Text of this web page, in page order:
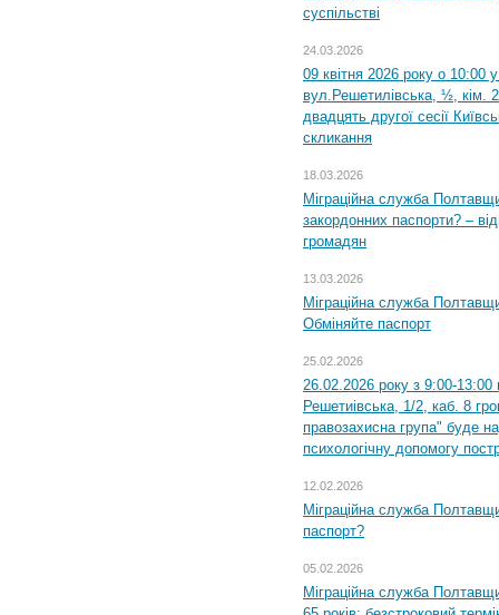
суспільстві
24.03.2026
09 квітня 2026 року о 10:00
вул.Решетилівська, ½, кім.
двадцять другої сесії
скликання
18.03.2026
Міграційна служба
закордонних паспорти? –
громадян
13.03.2026
Міграційна служба
Обміняйте паспорт
25.02.2026
26.02.2026 року з 9:00-
Решетиівська, 1/2, каб. 8
правозахисна група" буде
психологічну допомогу
12.02.2026
Міграційна служба
паспорт?
05.02.2026
Міграційна служба